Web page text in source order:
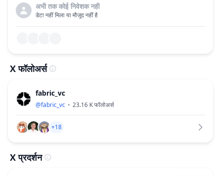
अभी तक कोई निवेशक नहीं
डेटा नहीं मिला या मौजूद नहीं है
X फॉलोअर्स
fabric_vc
@fabric_vc 23.16 Kफॉलोअर्स
+18
X प्रदर्शन